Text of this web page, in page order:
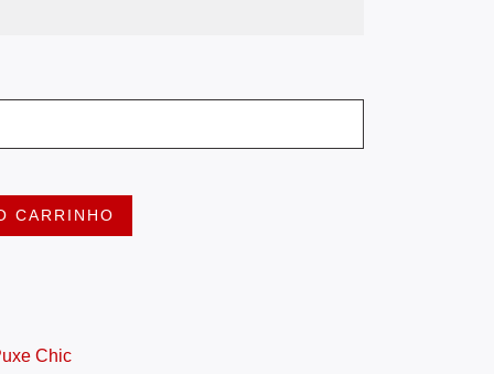
CARRINHO
Chic